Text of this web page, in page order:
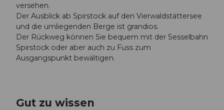
versehen.
Der Ausblick ab Spirstock auf den Vierwaldstättersee
und die umliegenden Berge ist grandios.
Der Rückweg können Sie bequem mit der Sesselbahn
Spirstock oder aber auch zu Fuss zum
Ausgangspunkt bewältigen.
Gut zu wissen